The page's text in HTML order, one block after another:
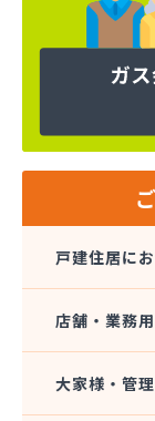
神殿商店
菅田米穀燃料
大国石油株
大和ガス住
大和石油ガス
中美燃料株
田中商店
田中商店
藤本商店
戸建住居に
店舗・業務
大家様・管